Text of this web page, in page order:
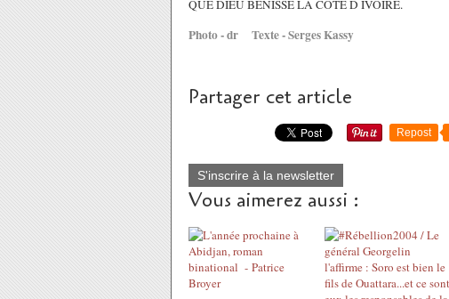
QUE DIEU BENISSE LA COTE D IVOIRE.
Photo - dr Texte - Serges Kassy
Partager cet article
Repost
S'inscrire à la newsletter
Vous aimerez aussi :